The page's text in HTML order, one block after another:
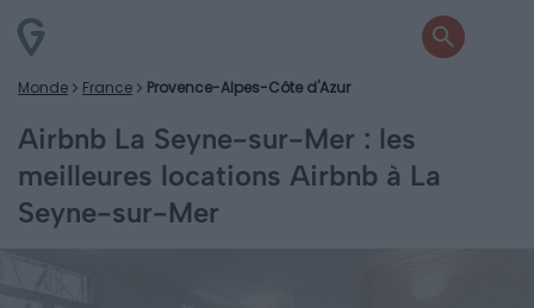
Monde France Provence-Alpes-Côte d'Azur
Airbnb La Seyne-sur-Mer : les
meilleures locations Airbnb à La
Seyne-sur-Mer